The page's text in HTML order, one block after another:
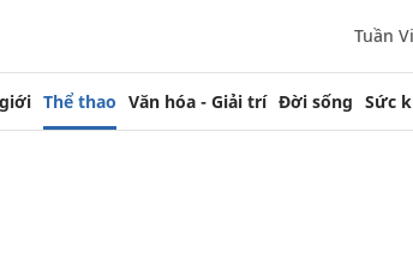
Tuần
Thể thao Văn hóa - Giải trí Đời sống Sức